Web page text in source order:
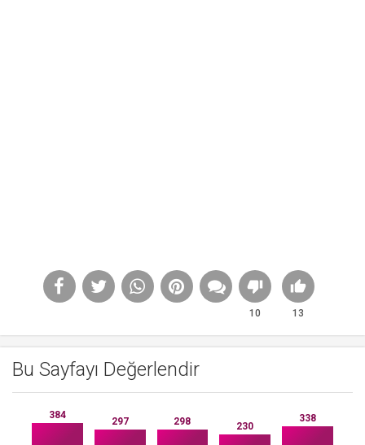
10 13
Bu Sayfayı Değerlendir
384
297 298 230
338